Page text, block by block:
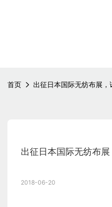
首页 出征日本国际无纺布展
出征日本国际无纺布
2018-06-20